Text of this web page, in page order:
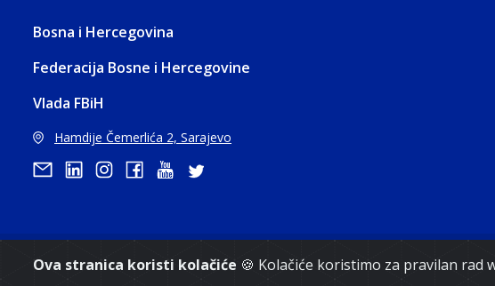
Ova stranica koristi kolačiće 🍪 Kolačiće koristimo za pravilan rad
Bosna i Hercegovina
Federacija Bosne i Hercegovine
Vlada FBiH
Hamdije Čemerlića 2, Sarajevo
Copyright